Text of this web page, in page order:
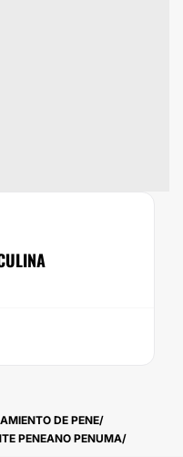
DE PENE
PENEANO PENUMA